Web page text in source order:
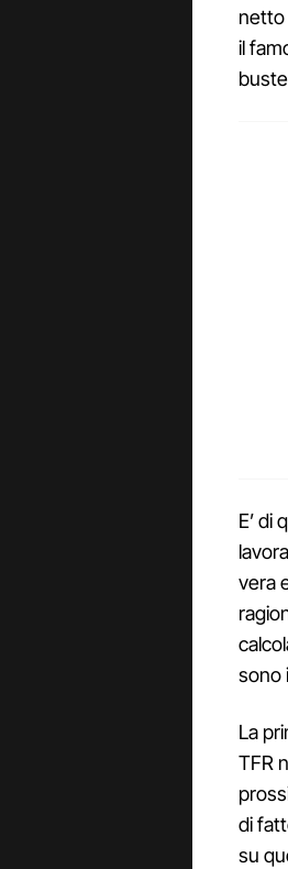
netto
il
E’ di
vera
sono
La
TFR
di
su